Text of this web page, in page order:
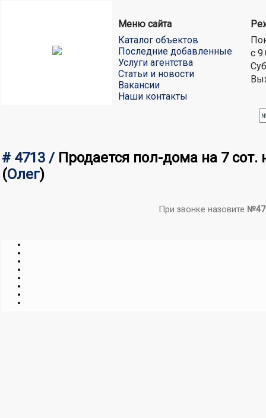
Меню сайта
Каталог объектов
Последние добавленные
Услуги агентства
Статьи и новости
Вакансии
Наши контакты
с
# 4713 / Продается пол-дома на 7
(Олег)
При звонке назовите